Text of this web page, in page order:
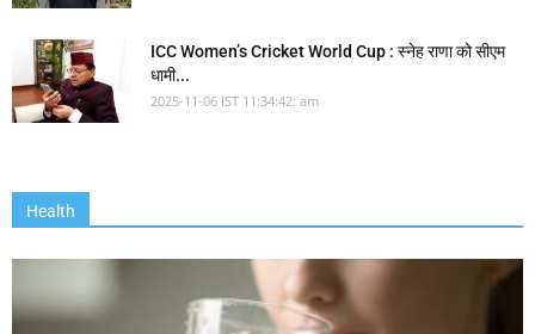
ICC Women’s Cricket World Cup : स्नेह राणा को सीएम
धामी...
2025-11-06 IST 11:34:42: am
Health